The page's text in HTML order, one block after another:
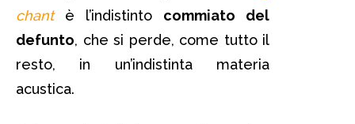
chant è l’indistinto commiato del
defunto, che si perde, come tutto il
resto, in un’indistinta materia
acustica.